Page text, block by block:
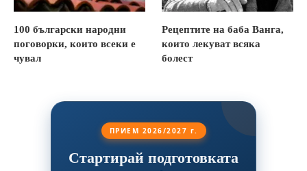
100 български народни
поговорки, които всеки е
чувал
Рецептите на баба Ванга,
които лекуват всяка
болест
ПРИЕМ 2026/2027 г.
Стартирай подготовката